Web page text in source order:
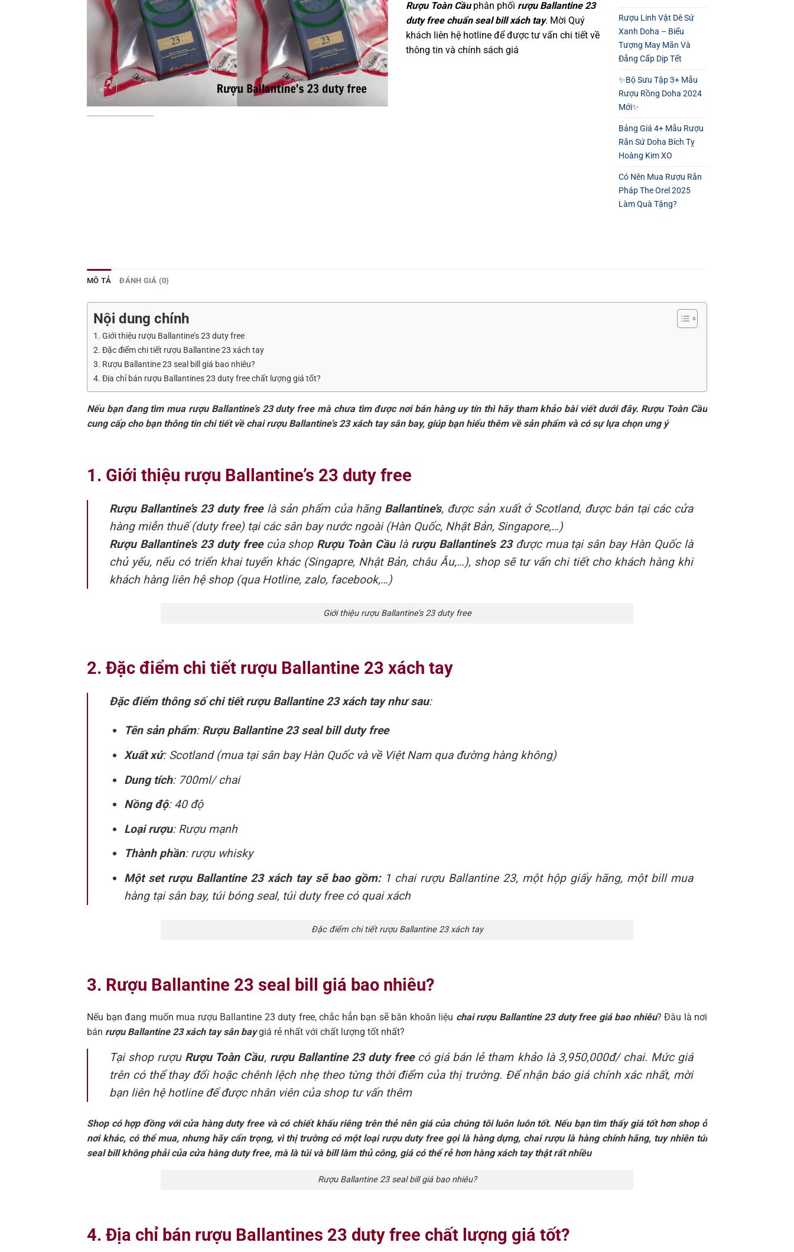
Rượu Toàn Cầu phân phối rượu Ballantine 23
duty free chuẩn seal bill xách tay. Mời Quý
khách liên hệ hotline để được tư vấn chi tiết về
thông tin và chính sách giá
Rượu Linh Vật Dê Sứ
Xanh Doha – Biểu
Tượng May Mắn Và
Đẳng Cấp Dịp Tết
✨Bộ Sưu Tập 3+ Mẫu
Rượu Rồng Doha 2024
Mới✨
Bảng Giá 4+ Mẫu Rượu
Rắn Sứ Doha Bích Tỵ
Hoàng Kim XO
Có Nên Mua Rượu Rắn
Pháp The Orel 2025
Làm Quà Tặng?
MÔ TẢ ĐÁNH GIÁ (0)
Nội dung chính
1. Giới thiệu rượu Ballantine’s 23 duty free
2. Đặc điểm chi tiết rượu Ballantine 23 xách tay
3. Rượu Ballantine 23 seal bill giá bao nhiêu?
4. Địa chỉ bán rượu Ballantines 23 duty free chất lượng giá tốt?
Nếu bạn đang tìm mua rượu Ballantine’s 23 duty free mà chưa tìm được nơi bán hàng uy tín thì hãy tham khảo bài viết dưới đây. Rượu Toàn Cầu
cung cấp cho bạn thông tin chi tiết về chai rượu Ballantine’s 23 xách tay sân bay, giúp bạn hiểu thêm về sản phẩm và có sự lựa chọn ưng ý
1. Giới thiệu rượu Ballantine’s 23 duty free
Rượu Ballantine’s 23 duty free là sản phẩm của hãng Ballantine’s, được sản xuất ở Scotland, được bán tại các cửa
hàng miễn thuế (duty free) tại các sân bay nước ngoài (Hàn Quốc, Nhật Bản, Singapore,…)
Rượu Ballantine’s 23 duty freecủa shop Rượu Toàn Cầulà rượu Ballantine’s 23được mua tại sân bay Hàn Quốc là
chủ yếu, nếu có triển khai tuyến khác (Singapre, Nhật Bản, châu Âu,…), shop sẽ tư vấn chi tiết cho khách hàng khi
khách hàng liên hệ shop (qua Hotline, zalo, facebook,…)
Giới thiệu rượu Ballantine’s 23 duty free
2. Đặc điểm chi tiết rượu Ballantine 23 xách tay
Đặc điểm thông số chi tiết rượu Ballantine 23 xách tay như sau:
Tên sản phẩm: Rượu Ballantine 23 seal bill duty free
Xuất xứ: Scotland (mua tại sân bay Hàn Quốc và về Việt Nam qua đường hàng không)
Dung tích: 700ml/ chai
Nồng độ: 40 độ
Loại rượu: Rượu mạnh
Thành phần: rượu whisky
Một set rượu Ballantine 23 xách tay sẽ bao gồm: 1 chai rượu Ballantine 23, một hộp giấy hãng, một bill mua
hàng tại sân bay, túi bóng seal, túi duty free có quai xách
Đặc điểm chi tiết rượu Ballantine 23 xách tay
3. Rượu Ballantine 23 seal bill giá bao nhiêu?
Nếu bạn đang muốn mua rượu Ballantine 23 duty free, chắc hẳn bạn sẽ băn khoăn liệu chai rượu Ballantine 23 duty free giá bao nhiêu? Đâu là nơi
bán rượu Ballantine 23 xách tay sân baygiá rẻ nhất với chất lượng tốt nhất?
Tại shop rượu Rượu Toàn Cầu, rượu Ballantine 23 duty freecó giá bán lẻ tham khảo là 3,950,000đ/ chai. Mức giá
trên có thể thay đổi hoặc chênh lệch nhẹ theo từng thời điểm của thị trường. Để nhận báo giá chính xác nhất, mời
bạn liên hệ hotline để được nhân viên của shop tư vấn thêm
Shop có hợp đồng với cửa hàng duty free và có chiết khấu riêng trên thẻ nên giá của chúng tôi luôn luôn tốt. Nếu bạn tìm thấy giá tốt hơn shop ở
nơi khác, có thể mua, nhưng hãy cẩn trọng, vì thị trường có một loại rượu duty free gọi là hàng dựng, chai rượu là hàng chính hãng, tuy nhiên túi
seal bill không phải của cửa hàng duty free, mà là túi và bill làm thủ công, giá có thể rẻ hơn hàng xách tay thật rất nhiều
Rượu Ballantine 23 seal bill giá bao nhiêu?
4. Địa chỉ bán rượu Ballantines 23 duty free chất lượng giá tốt?